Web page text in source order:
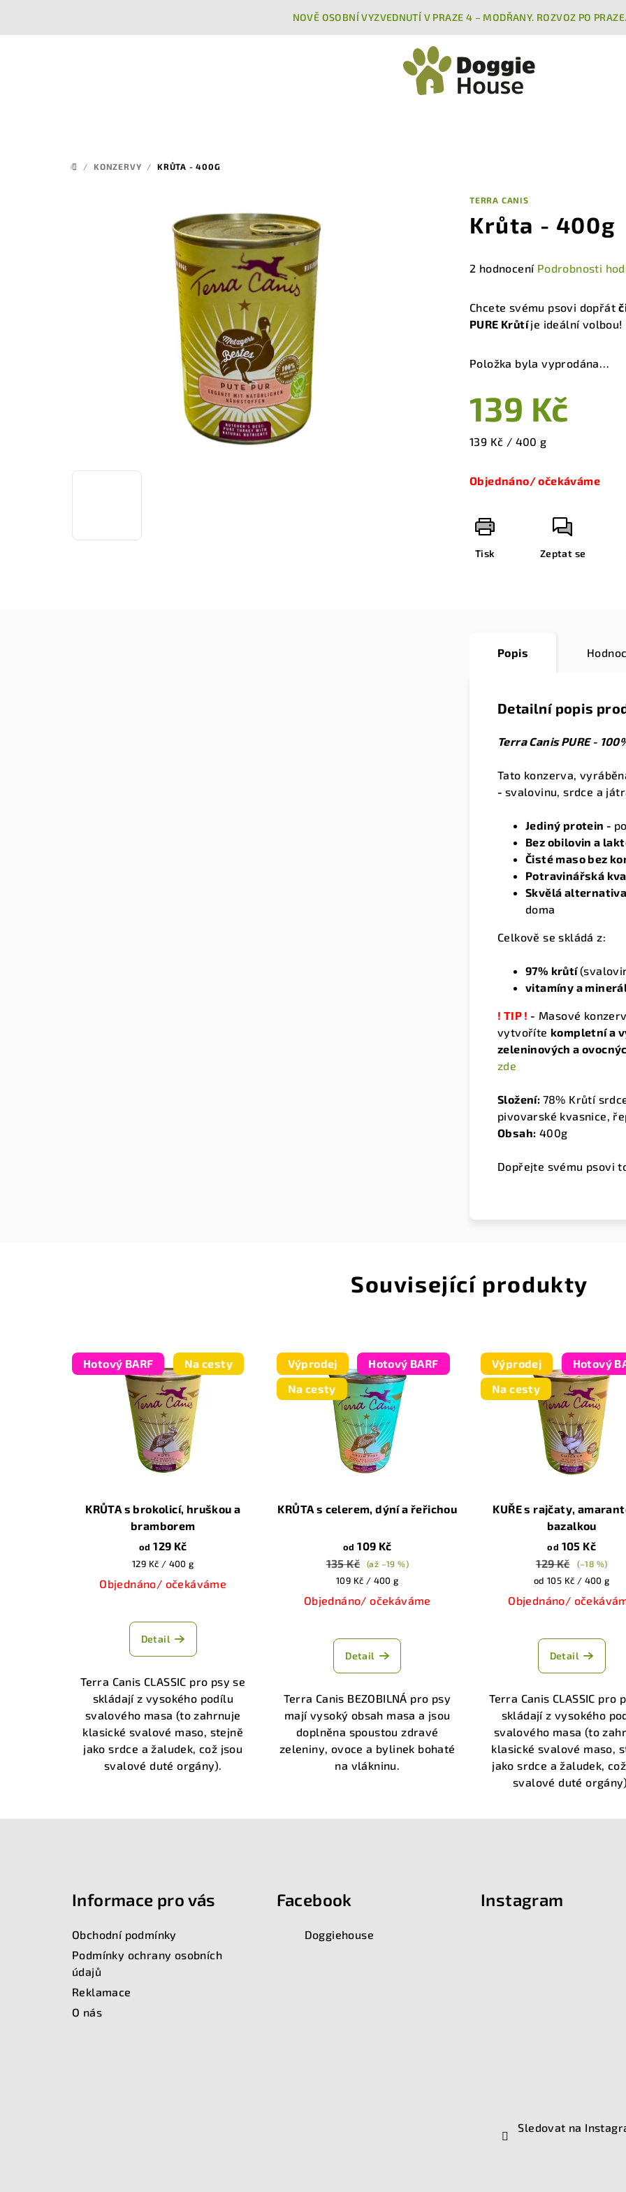
NOVĚ OSOBNÍ VYZVEDNUTÍ V PRAZE 4 – MODŘANY. ROZVOZ PO PRAZE.
DOMŮ
/ KONZERVY / KRŮTA - 400G
TERRA CANIS
Krůta - 400g
Průměrné
produktu
je
5
2 hodnocení Podrobnosti
Chcete svému psovi dopřát
PURE Krůtíje ideální volbou!
Položka byla vyprodána…
139 Kč
Měrná
139 Kč / 400 g
Objednáno/ očekáváme
Tisk Zeptat se
Popis
Detailní popis
Terra Canis PURE -
Tato konzerva,
- svalovinu, srdce a
Jediný protein -
Bez obilovin a
Čisté maso bez
Potravinářská
Skvělá alternativa
doma
Celkově se skládá z:
97% krůtí
vitamíny a
! TIP ! - Masové
vytvoříte kompletní a
zeleninových a
zde
Složení: 78% Krůtí
pivovarské kvasnice,
Obsah: 400g
Dopřejte svému psovi
Související produkty
Hotový BARF Na cesty
KRŮTA s brokolicí, hruškou a
bramborem
od 129 Kč
Měrná
cena:
129 Kč / 400 g
Objednáno/ očekáváme
hodnocení
produktu
je
3,7
hvězdiček.
Detail
Terra Canis CLASSIC pro psy se
skládají z vysokého podílu
svalového masa (to zahrnuje
klasické svalové maso, stejně
jako srdce a žaludek, což jsou
svalové duté orgány).
Výprodej
Hotový BARF
Na cesty
KRŮTA s celerem, dýní a řeřichou
od 109 Kč
135 Kč
(až –19 %)
Měrná
cena:
109 Kč / 400 g
Objednáno/ očekáváme
hodnocení
produktu
je
5,0
hvězdiček.
Detail
Terra Canis BEZOBILNÁ pro psy
mají vysoký obsah masa a jsou
doplněna spoustou zdravé
zeleniny, ovoce a bylinek bohaté
na vlákninu.
Výprodej
Hotový
Na cesty
KUŘE s rajčaty,
bazalkou
od 105 Kč
129 Kč
(–18 %)
Měrná
cena:
od 105 Kč / 400 g
Objednáno/
Detail
Terra Canis CLASSIC pro
skládají z vysokého
svalového masa (to
klasické svalové maso,
jako srdce a žaludek,
svalové duté
Informace pro vás
Obchodní podmínky
Podmínky ochrany osobních
údajů
Reklamace
O nás
Facebook
Doggiehouse
Instagram
Sledovat na